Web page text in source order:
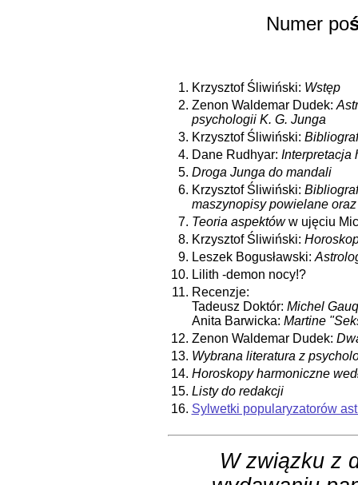
Numer po
1. Krzysztof Śliwiński: Wstęp
2. Zenon Waldemar Dudek:
psychologii K. G. Junga
3. Krzysztof Śliwiński:
4. Dane Rudhyar: Interpretacja
5. Droga Junga do mandali
6. Krzysztof Śliwiński:
maszynopisy powielane
7. Teoria aspektóww ujęciu
8. Krzysztof Śliwiński:
9. Leszek Bogusławski:
10. Lilith -demon nocy!?
11. Recenzje:
Tadeusz Doktór: Michel
Anita Barwicka: Martine
12. Zenon Waldemar Dudek:
13. Wybrana literatura z
14. Horoskopy harmoniczne
15. Listy do redakcji
16. Sylwetki popularyzatorów
W związku z